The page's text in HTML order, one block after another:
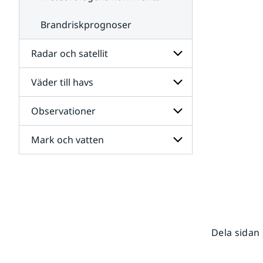
Brandriskprognoser
Radar och satellit
Undersidor
för
Radar
och
satellit
Väder till havs
Undersidor
för
Väder
till
havs
Observationer
Undersidor
för
Mark och vatten
Dela sidan